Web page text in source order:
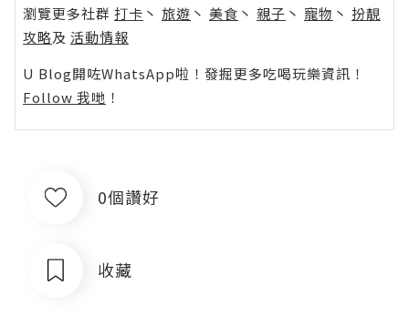
瀏覽更多社群 打卡 丶 旅遊 丶 美食 丶 親子 丶 寵物 丶 扮靚
攻略及 活動情報
U Blog開咗WhatsApp啦！發掘更多吃喝玩樂資訊！
Follow 我哋 ！
0個讚好
收藏